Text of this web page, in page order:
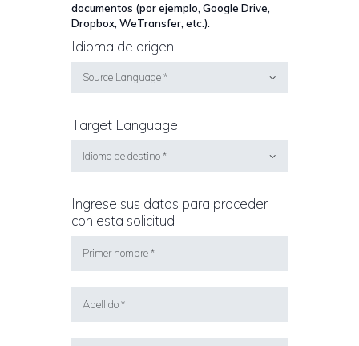
documentos (por ejemplo, Google Drive,
Dropbox, WeTransfer, etc.).
Idioma de origen
Target Language
Ingrese sus datos para proceder
con esta solicitud